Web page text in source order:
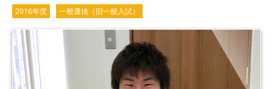
2016年度 一般選抜（旧一般入試）